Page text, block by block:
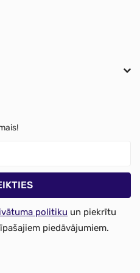
politiku un piekrītu
piedāvājumiem.